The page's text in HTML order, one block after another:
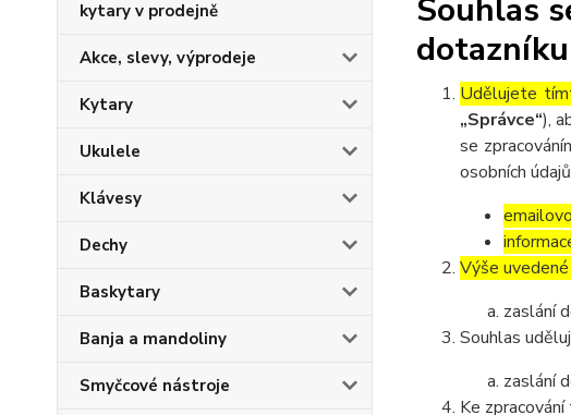
kytary v prodejně
Akce, slevy, výprodeje
Kytary
Ukulele
Klávesy
Dechy
Baskytary
Banja a mandoliny
Smyčcové nástroje
Souhlas
Udělujete
„Správce“),
se
osobních
Výše
zaslání
Souhlas
zaslání
Ke